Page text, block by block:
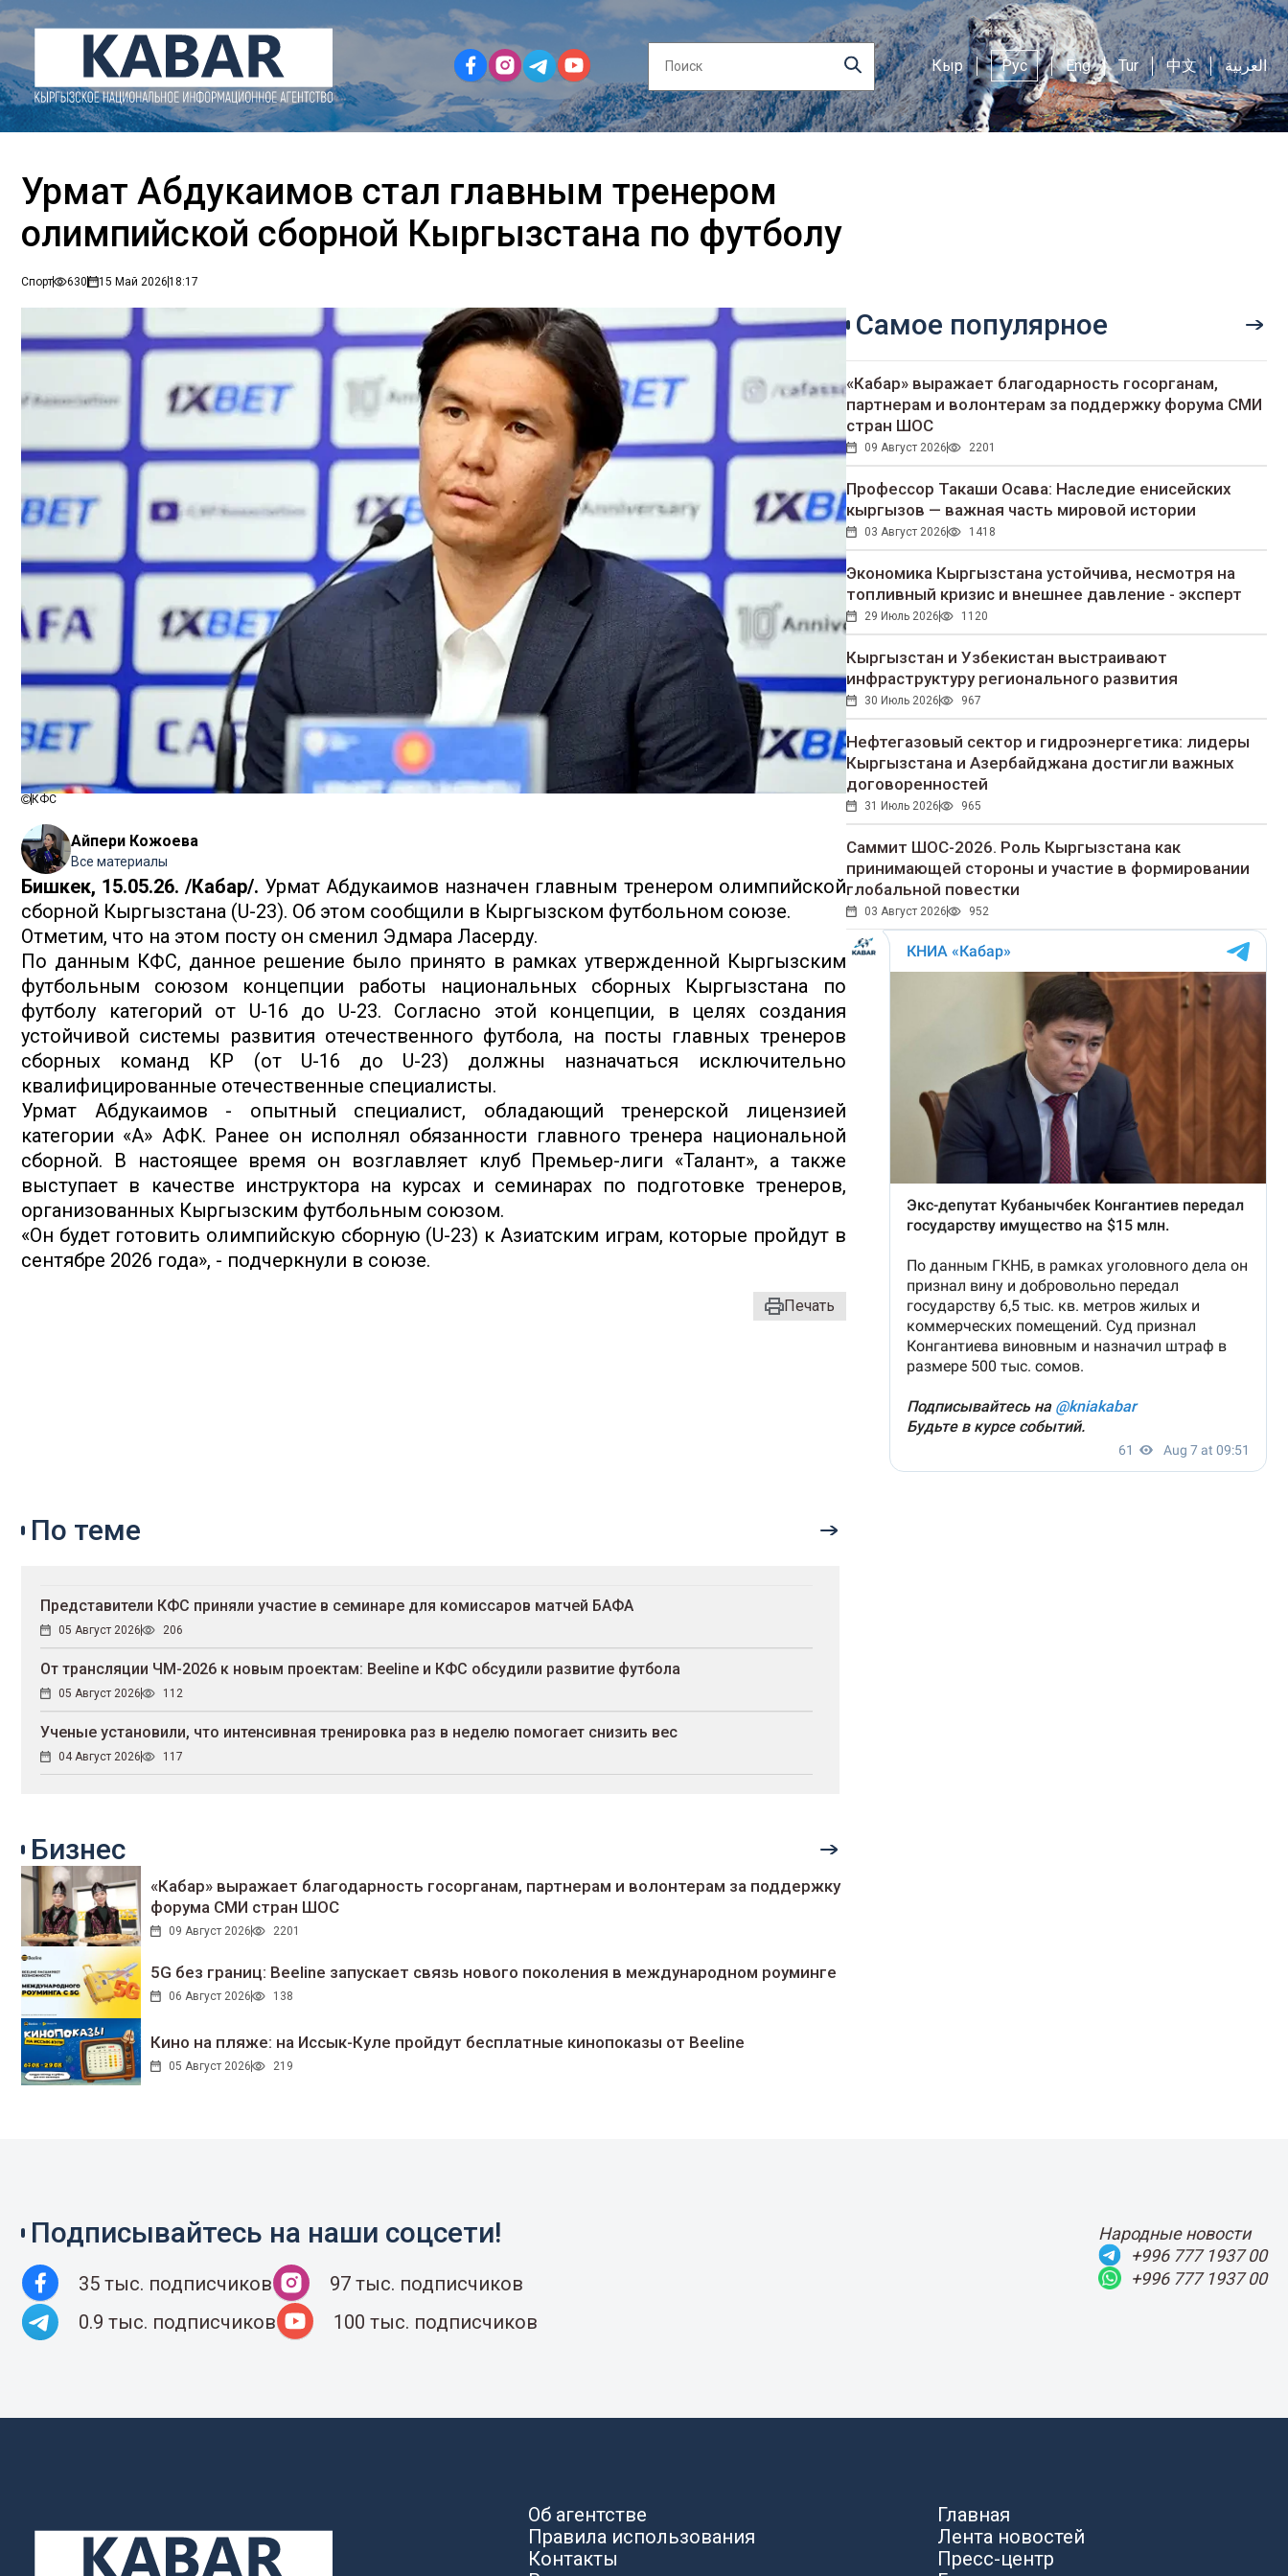
Кыр Рус Eng Tur 中文 العربية
Урмат Абдукаимов стал главным тренером
олимпийской сборной Кыргызстана по футболу
Спорт 630 15 Май 202618:17
КФС
Айпери Кожоева
Все материалы
Бишкек, 15.05.26. /Кабар/. Урмат Абдукаимов назначен главным тренером олимпийской
сборной Кыргызстана (U-23). Об этом сообщили в Кыргызском футбольном союзе.
Отметим, что на этом посту он сменил Эдмара Ласерду.
По данным КФС, данное решение было принято в рамках утвержденной Кыргызским
футбольным союзом концепции работы национальных сборных Кыргызстана по
футболу категорий от U-16 до U-23. Согласно этой концепции, в целях создания
устойчивой системы развития отечественного футбола, на посты главных тренеров
сборных команд КР (от U-16 до U-23) должны назначаться исключительно
квалифицированные отечественные специалисты.
Урмат Абдукаимов - опытный специалист, обладающий тренерской лицензией
категории «А» АФК. Ранее он исполнял обязанности главного тренера национальной
сборной. В настоящее время он возглавляет клуб Премьер-лиги «Талант», а также
выступает в качестве инструктора на курсах и семинарах по подготовке тренеров,
организованных Кыргызским футбольным союзом.
«Он будет готовить олимпийскую сборную (U-23) к Азиатским играм, которые пройдут в
сентябре 2026 года», - подчеркнули в союзе.
Печать
Самое популярное
«Кабар» выражает благодарность госорганам,
партнерам и волонтерам за поддержку форума СМИ
стран ШОС
09 Август 2026 2201
Профессор Такаши Осава: Наследие енисейских
кыргызов — важная часть мировой истории
03 Август 2026 1418
Экономика Кыргызстана устойчива, несмотря на
топливный кризис и внешнее давление - эксперт
29 Июль 2026 1120
Кыргызстан и Узбекистан выстраивают
инфраструктуру регионального развития
30 Июль 2026 967
Нефтегазовый сектор и гидроэнергетика: лидеры
Кыргызстана и Азербайджана достигли важных
договоренностей
31 Июль 2026 965
Саммит ШОС-2026. Роль Кыргызстана как
принимающей стороны и участие в формировании
глобальной повестки
03 Август 2026 952
По теме
Представители КФС приняли участие в семинаре для комиссаров матчей БАФА
05 Август 2026 206
От трансляции ЧМ-2026 к новым проектам: Beeline и КФС обсудили развитие футбола
05 Август 2026 112
Ученые установили, что интенсивная тренировка раз в неделю помогает снизить вес
04 Август 2026 117
Бизнес
«Кабар» выражает благодарность госорганам, партнерам и волонтерам за поддержку
форума СМИ стран ШОС
09 Август 2026 2201
5G без границ: Beeline запускает связь нового поколения в международном роуминге
06 Август 2026 138
Кино на пляже: на Иссык-Куле пройдут беcплатные кинопоказы от Beeline
05 Август 2026 219
Подписывайтесь на наши соцсети!
35 тыс. подписчиков
97 тыс. подписчиков
0.9 тыс. подписчиков
100 тыс. подписчиков
Народные новости
+996 777 1937 00
+996 777 1937 00
Об агентстве
Правила использования
Контакты
Главная
Лента новостей
Пресс-центр